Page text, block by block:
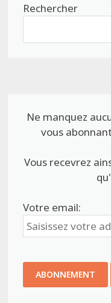
Rechercher
Ne manquez
vous
Vous recevrez
Votre email: